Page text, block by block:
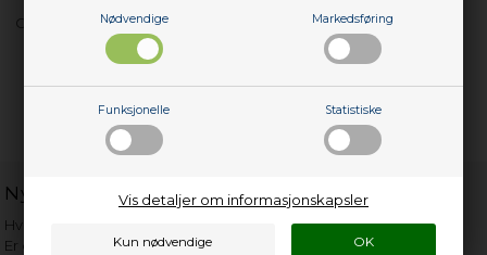
Nødvendige Markedsføring
Funksjonelle Statistiske
Vis detaljer om informasjonskapsler
GNU 4P820 7637364177
Nyttige lenker
Hvor gammelt er apparatet mitt?
Er det verdt å reparere?